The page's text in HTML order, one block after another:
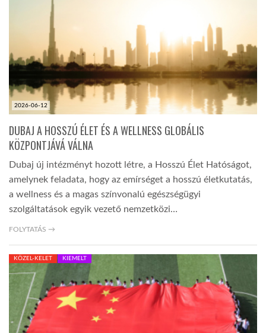
GLOBOTV
AFRIKA TUDÁSTÁR
A NAP SZÉPE
LINKTR.EE
GLOBOZSARU
LATIMO.HU
GLOBOBOOK
2026-06-12
DUBAJ A HOSSZÚ ÉLET ÉS A WELLNESS GLOBÁLIS
KÖZPONTJÁVÁ VÁLNA
Dubaj új intézményt hozott létre, a Hosszú Élet Hatóságot,
amelynek feladata, hogy az emírséget a hosszú életkutatás,
a wellness és a magas színvonalú egészségügyi
szolgáltatások egyik vezető nemzetközi…
FOLYTATÁS →
KÖZEL-KELET KIEMELT